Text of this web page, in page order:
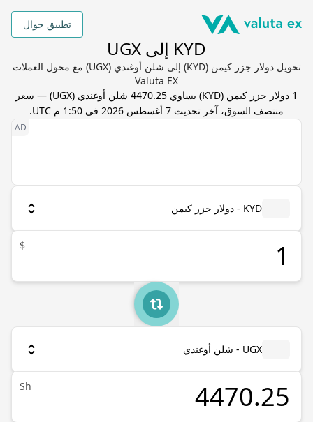
تطبيق جوال
KYD إلى UGX
تحويل دولار جزر كيمن (KYD) إلى شلن أوغندي (UGX) مع محول العملات
Valuta EX
1 دولار جزر كيمن (
KYD) يساوي 4470.25 شلن أوغندي (
UGX) — سعر
منتصف السوق، آخر تحديث 7 أغسطس 2026 في 1:50 م UTC .
KYD - دولار جزر كيمن
$
UGX - شلن أوغندي
Sh